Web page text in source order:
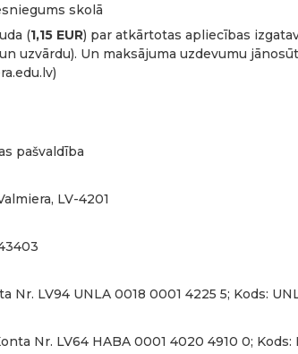
skolā
(1,15 EUR) par atkārtotas apliecības
uzvārdu). Un maksājuma uzdevumu
)
pašvaldība
LV-4201
Nr. LV94 UNLA 0018 0001 4225 5; Kods:
Nr. LV64 HABA 0001 4020 4910 0; Kods: